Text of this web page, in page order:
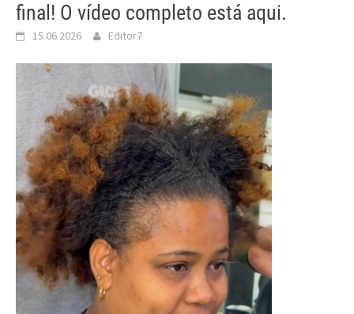
final! O vídeo completo está aqui.
15.06.2026 Editor7